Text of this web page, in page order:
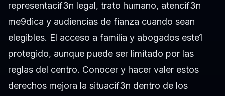
representacif3n legal, trato humano, atencif3n
me9dica y audiencias de fianza cuando sean
elegibles. El acceso a familia y abogados este1
protegido, aunque puede ser limitado por las
reglas del centro. Conocer y hacer valer estos
derechos mejora la situacif3n dentro de los